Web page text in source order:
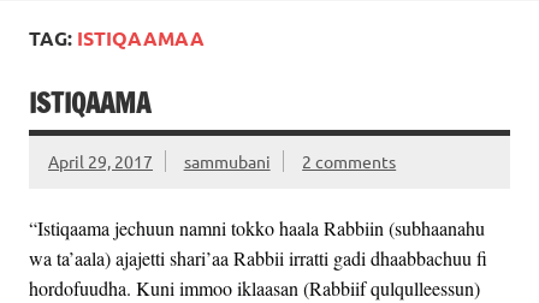
TAG: ISTIQAAMAA
ISTIQAAMA
April 29, 2017 sammubani 2 comments
“Istiqaama jechuun namni tokko haala Rabbiin (subhaanahu
wa ta’aala) ajajetti shari’aa Rabbii irratti gadi dhaabbachuu fi
hordofuudha. Kuni immoo iklaasan (Rabbiif qulqulleessun)